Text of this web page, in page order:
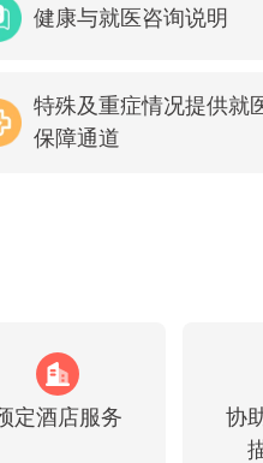
健康与就医咨询说明
特殊及重症情况提供就
保障通道
定酒店服务
协